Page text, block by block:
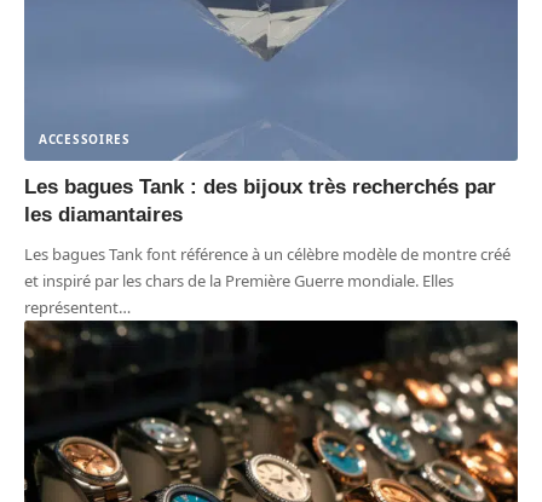
ACCESSOIRES
Les bagues Tank : des bijoux très recherchés par
les diamantaires
Les bagues Tank font référence à un célèbre modèle de montre créé
et inspiré par les chars de la Première Guerre mondiale. Elles
représentent…